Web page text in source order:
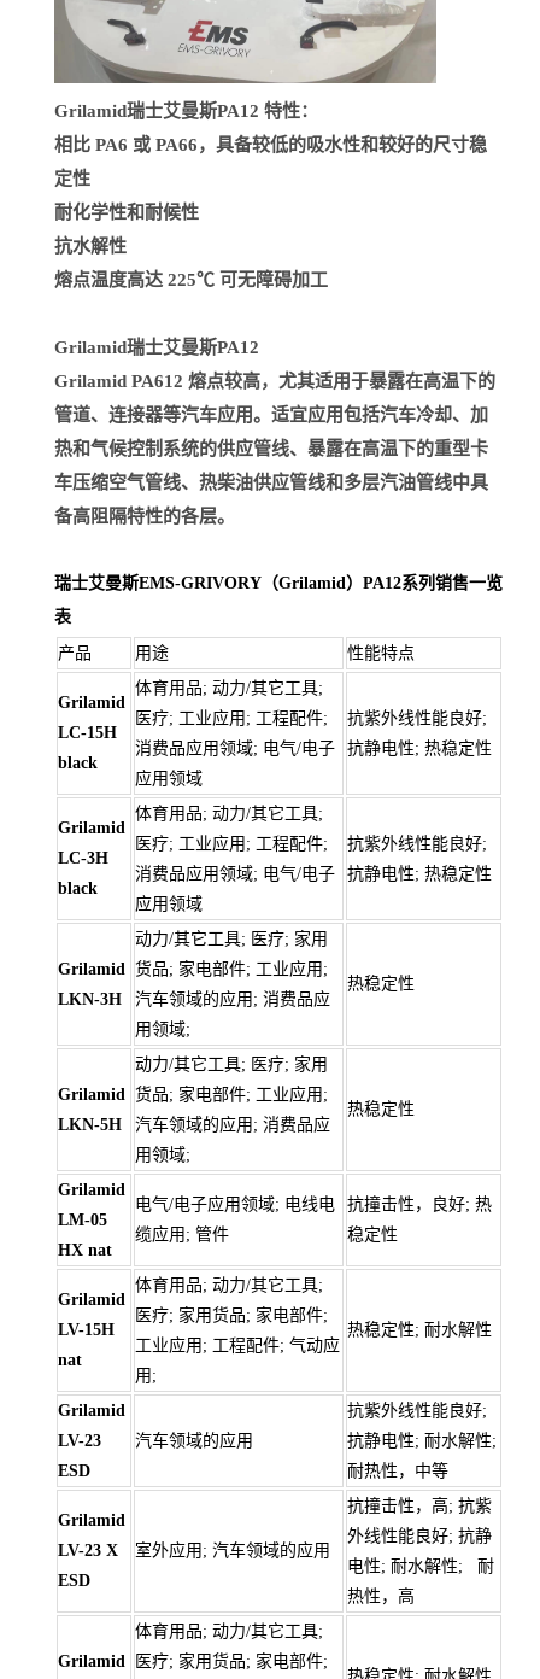
Grilamid瑞士艾曼斯PA12 特性：
相比 PA6 或 PA66，具备较低的吸水性和较好的尺寸稳
定性
耐化学性和耐候性
抗水解性
熔点温度高达 225℃ 可无障碍加工
Grilamid瑞士艾曼斯PA12
Grilamid PA612 熔点较高，尤其适用于暴露在高温下的
管道、连接器等汽车应用。适宜应用包括汽车冷却、加
热和气候控制系统的供应管线、暴露在高温下的重型卡
车压缩空气管线、热柴油供应管线和多层汽油管线中具
备高阻隔特性的各层。
瑞士艾曼斯EMS-GRIVORY（Grilamid）PA12系列销售一览
表
产品
用途 性能特点
Grilamid
LC-15H
black
体育用品; 动力/其它工具;
医疗; 工业应用; 工程配件;
消费品应用领域; 电气/电子
应用领域
抗紫外线性能良好;
抗静电性; 热稳定性
Grilamid
LC-3H
black
体育用品; 动力/其它工具;
医疗; 工业应用; 工程配件;
消费品应用领域; 电气/电子
应用领域
抗紫外线性能良好;
抗静电性; 热稳定性
Grilamid
LKN-3H
动力/其它工具; 医疗; 家用
货品; 家电部件; 工业应用;
汽车领域的应用; 消费品应
用领域;
热稳定性
Grilamid
LKN-5H
动力/其它工具; 医疗; 家用
货品; 家电部件; 工业应用;
汽车领域的应用; 消费品应
用领域;
热稳定性
Grilamid
LM-05
HX nat
电气/电子应用领域; 电线电
缆应用; 管件
抗撞击性，良好; 热
稳定性
Grilamid
LV-15H
nat
体育用品; 动力/其它工具;
医疗; 家用货品; 家电部件;
工业应用; 工程配件; 气动应
用;
热稳定性; 耐水解性
Grilamid
LV-23
ESD
汽车领域的应用
抗紫外线性能良好;
抗静电性; 耐水解性;
耐热性，中等
Grilamid
LV-23 X
ESD
室外应用; 汽车领域的应用
抗撞击性，高; 抗紫
外线性能良好; 抗静
电性; 耐水解性; 耐
热性，高
Grilamid
体育用品; 动力/其它工具;
医疗; 家用货品; 家电部件;